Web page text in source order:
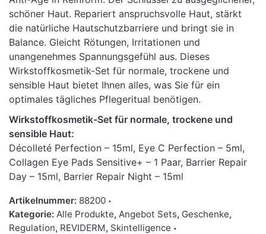
schöner Haut. Repariert anspruchsvolle Haut, stärkt
die natürliche Hautschutzbarriere und bringt sie in
Balance. Gleicht Rötungen, Irritationen und
unangenehmes Spannungsgefühl aus. Dieses
Wirkstoffkosmetik-Set für normale, trockene und
sensible Haut bietet Ihnen alles, was Sie für ein
optimales tägliches Pflegeritual benötigen.
Wirkstoffkosmetik-Set für normale, trockene und
sensible Haut:
Décolleté Perfection – 15ml, Eye C Perfection – 5ml,
Collagen Eye Pads Sensitive+ – 1 Paar, Barrier Repair
Day – 15ml, Barrier Repair Night – 15ml
Artikelnummer: 88200
Kategorie: Alle Produkte, Angebot Sets, Geschenke,
Regulation, REVIDERM, Skintelligence